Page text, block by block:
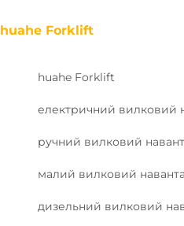
huahe Forklift
huahe Forklift
електричний вилковий
ручний вилковий
малий вилковий
дизельний вилковий